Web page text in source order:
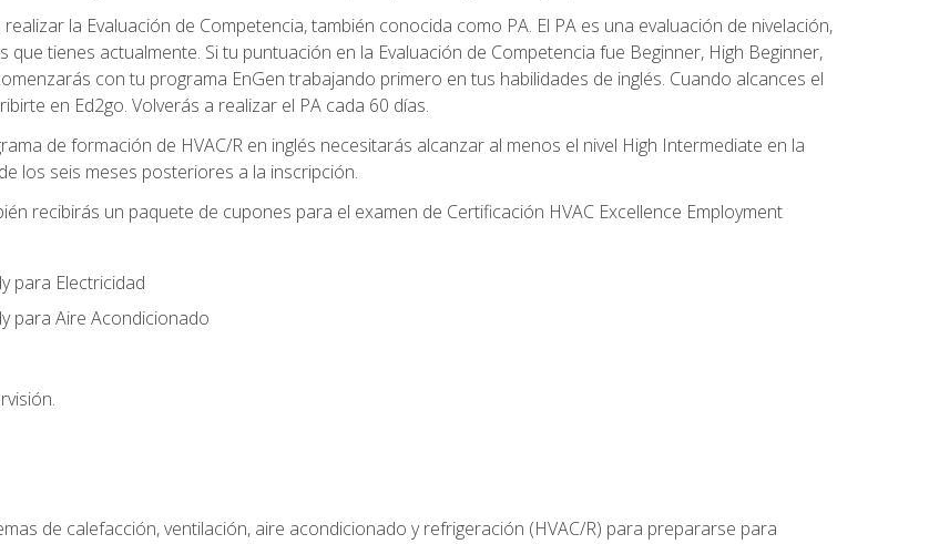
la Evaluación de Competencia, también conocida como PA. El PA es una evaluación de nivelación,
que tienes actualmente. Si tu puntuación en la Evaluación de Competencia fue Beginner, High Beginner,
con tu programa EnGen trabajando primero en tus habilidades de inglés. Cuando alcances el
en Ed2go. Volverás a realizar el PA cada 60 días.
de formación de HVAC/R en inglés necesitarás alcanzar al menos el nivel High Intermediate en la
los seis meses posteriores a la inscripción.
recibirás un paquete de cupones para el examen de Certificación HVAC Excellence Employment
para Electricidad
para Aire Acondicionado
de calefacción, ventilación, aire acondicionado y refrigeración (HVAC/R) para prepararse para